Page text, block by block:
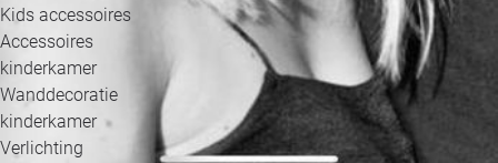
Kids accessoires
Accessoires
kinderkamer
Wanddecoratie
kinderkamer
Verlichting